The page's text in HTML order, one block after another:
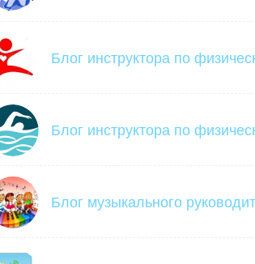
Блог инструктора по
Блог инструктора по
Блог музыкального